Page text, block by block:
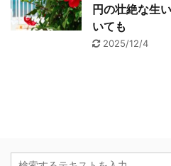
円の壮絶な生
いても
2025/12/4